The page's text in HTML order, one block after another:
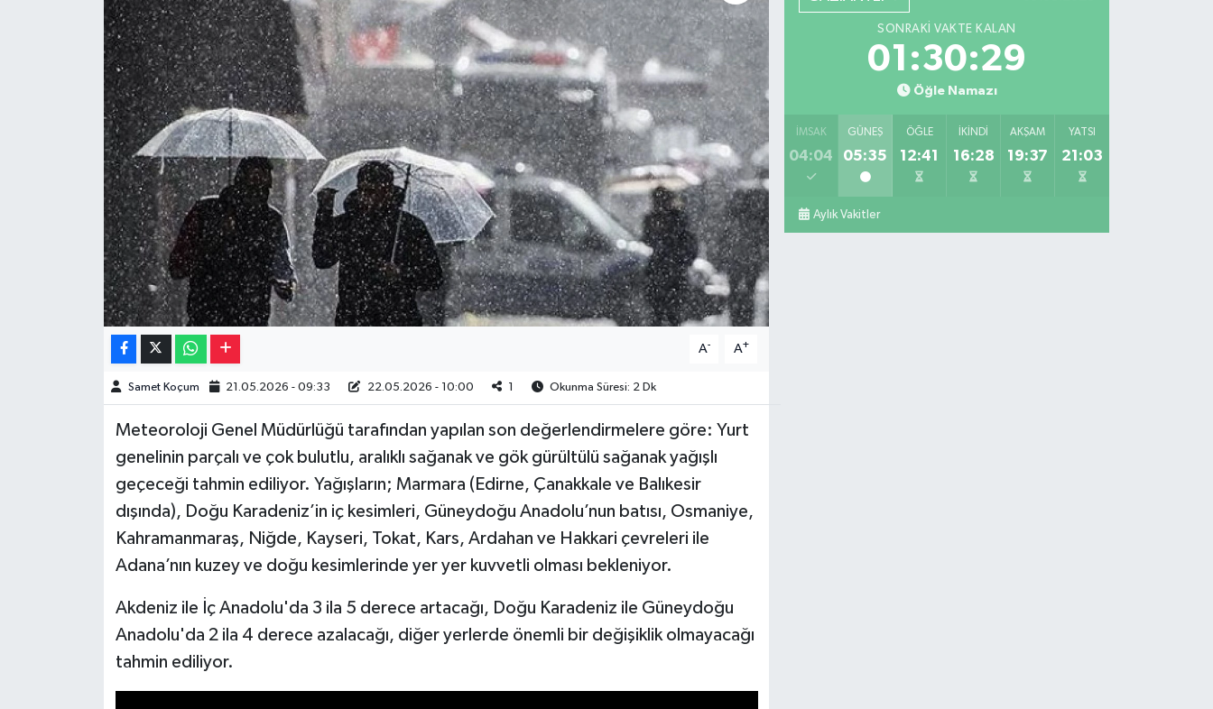
A- A+
Samet Koçum 21.05.2026 - 09:33 22.05.2026 - 10:00 Okunma Süresi: 2 Dk
Meteoroloji Genel Müdürlüğü tarafından yapılan son değerlendirmelere göre: Yurt
genelinin parçalı ve çok bulutlu, aralıklı sağanak ve gök gürültülü sağanak yağışlı
geçeceği tahmin ediliyor. Yağışların; Marmara (Edirne, Çanakkale ve Balıkesir
dışında), Doğu Karadeniz’in iç kesimleri, Güneydoğu Anadolu’nun batısı, Osmaniye,
Kahramanmaraş, Niğde, Kayseri, Tokat, Kars, Ardahan ve Hakkari çevreleri ile
Adana’nın kuzey ve doğu kesimlerinde yer yer kuvvetli olması bekleniyor.
Akdeniz ile İç Anadolu'da 3 ila 5 derece artacağı, Doğu Karadeniz ile Güneydoğu
Anadolu'da 2 ila 4 derece azalacağı, diğer yerlerde önemli bir değişiklik olmayacağı
tahmin ediliyor.
SONRAKI VAKTE KALAN
01:30:28
Öğle Namazı
İMSAK
04:04
GÜNEŞ
05:35
ÖĞLE
12:41
İKINDI
16:28
AKŞAM
19:37
YATSI
21:03
Aylık Vakitler
Resmi İlanlar
Sinemalar
Siyaset
Yeme-İçme